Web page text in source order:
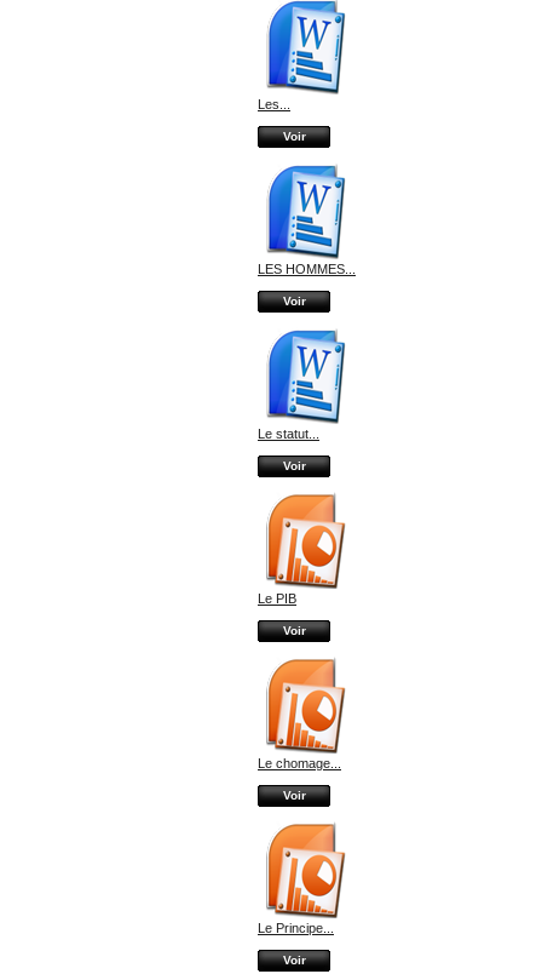
Les...
Voir
LES HOMMES...
Voir
Le statut...
Voir
Le PIB
Voir
Le chomage...
Voir
Le Principe...
Voir